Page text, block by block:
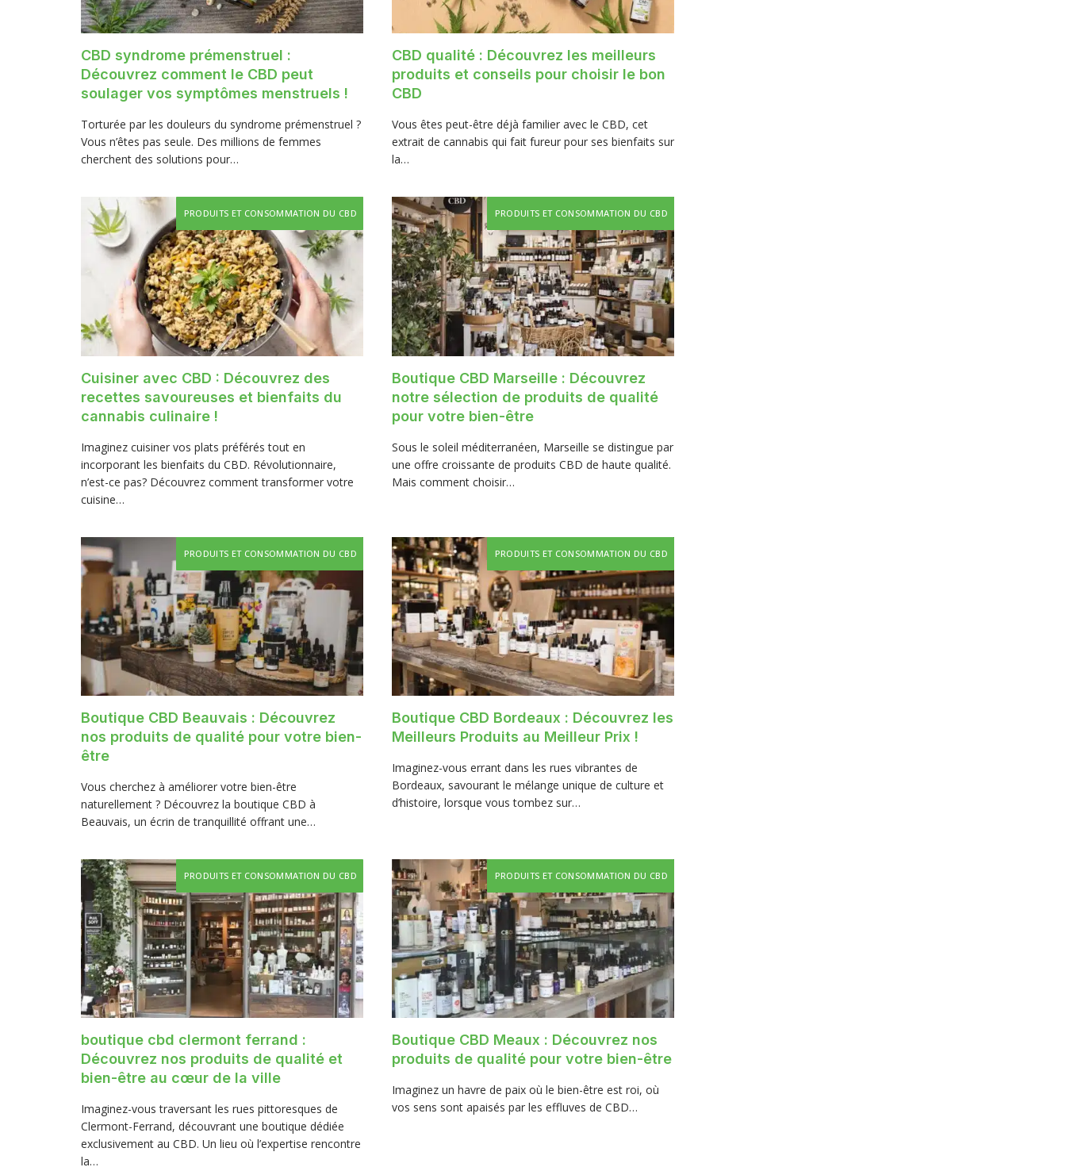
CBD syndrome prémenstruel :
Découvrez comment le CBD peut
soulager vos symptômes menstruels !
Torturée par les douleurs du syndrome prémenstruel ?
Vous n’êtes pas seule. Des millions de femmes
cherchent des solutions pour…
CBD qualité : Découvrez les meilleurs
produits et conseils pour choisir le bon
CBD
Vous êtes peut-être déjà familier avec le CBD, cet
extrait de cannabis qui fait fureur pour ses bienfaits sur
la…
PRODUITS ET CONSOMMATION DU CBD
Cuisiner avec CBD : Découvrez des
recettes savoureuses et bienfaits du
cannabis culinaire !
Imaginez cuisiner vos plats préférés tout en
incorporant les bienfaits du CBD. Révolutionnaire,
n’est-ce pas? Découvrez comment transformer votre
cuisine…
PRODUITS ET CONSOMMATION DU CBD
Boutique CBD Marseille : Découvrez
notre sélection de produits de qualité
pour votre bien-être
Sous le soleil méditerranéen, Marseille se distingue par
une offre croissante de produits CBD de haute qualité.
Mais comment choisir…
PRODUITS ET CONSOMMATION DU CBD
Boutique CBD Beauvais : Découvrez
nos produits de qualité pour votre bien-
être
Vous cherchez à améliorer votre bien-être
naturellement ? Découvrez la boutique CBD à
Beauvais, un écrin de tranquillité offrant une…
PRODUITS ET CONSOMMATION DU CBD
Boutique CBD Bordeaux : Découvrez les
Meilleurs Produits au Meilleur Prix !
Imaginez-vous errant dans les rues vibrantes de
Bordeaux, savourant le mélange unique de culture et
d’histoire, lorsque vous tombez sur…
PRODUITS ET CONSOMMATION DU CBD
boutique cbd clermont ferrand :
Découvrez nos produits de qualité et
bien-être au cœur de la ville
Imaginez-vous traversant les rues pittoresques de
Clermont-Ferrand, découvrant une boutique dédiée
exclusivement au CBD. Un lieu où l’expertise rencontre
la…
PRODUITS ET CONSOMMATION DU CBD
Boutique CBD Meaux : Découvrez nos
produits de qualité pour votre bien-être
Imaginez un havre de paix où le bien-être est roi, où
vos sens sont apaisés par les effluves de CBD…